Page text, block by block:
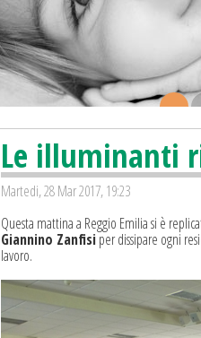
Le illuminanti
Martedi, 28 Mar 2017, 19:23
Questa mattina a Reggio Emilia si è
Giannino Zanfisiper dissipare ogni
lavoro.